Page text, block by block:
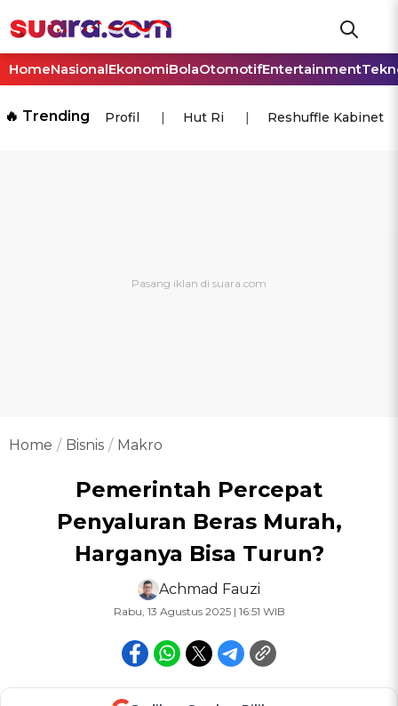
HomeNasionalEkonomiBolaOtomotifEntertainment
🔥 Trending Profil Hut Ri Reshuffle Kabinet
Home Bisnis Makro
Pemerintah Percepat
Penyaluran Beras Murah,
Harganya Bisa Turun?
Achmad Fauzi
Rabu, 13 Agustus 2025 | 16:51 WIB